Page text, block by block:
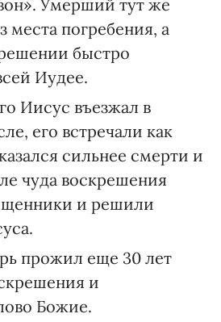
Умерший тут же
места погребения, а
быстро
Иудее.
Иисус въезжал в
его встречали как
сильнее смерти и
чуда воскрешения
и решили
прожил еще 30 лет
и
Божие.